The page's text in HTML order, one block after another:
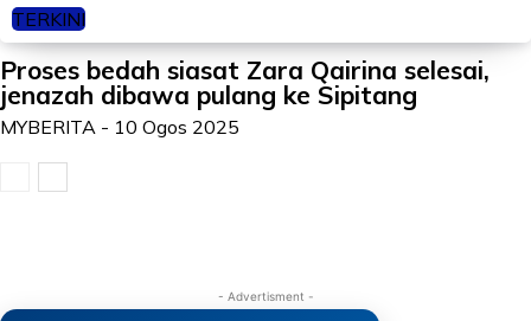
TERKINI
Proses bedah siasat Zara Qairina selesai,
jenazah dibawa pulang ke Sipitang
MYBERITA - 10 Ogos 2025
- Advertisment -